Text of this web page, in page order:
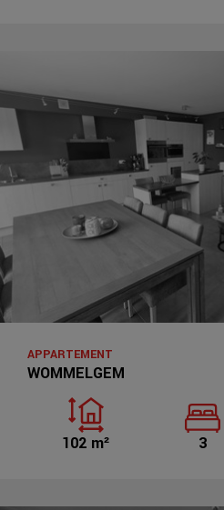
WOMMELGEM
APPARTEMENT
3
102 m²